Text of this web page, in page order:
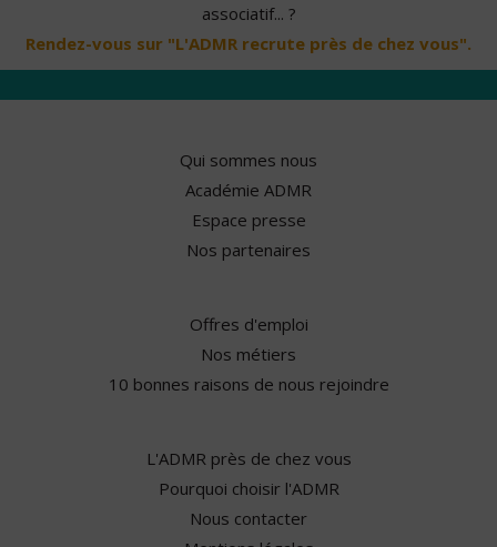
associatif... ?
Rendez-vous sur "L'ADMR recrute près de chez vous".
Qui sommes nous
Académie ADMR
Espace presse
Nos partenaires
Offres d'emploi
Nos métiers
10 bonnes raisons de nous rejoindre
L'ADMR près de chez vous
Pourquoi choisir l'ADMR
Nous contacter